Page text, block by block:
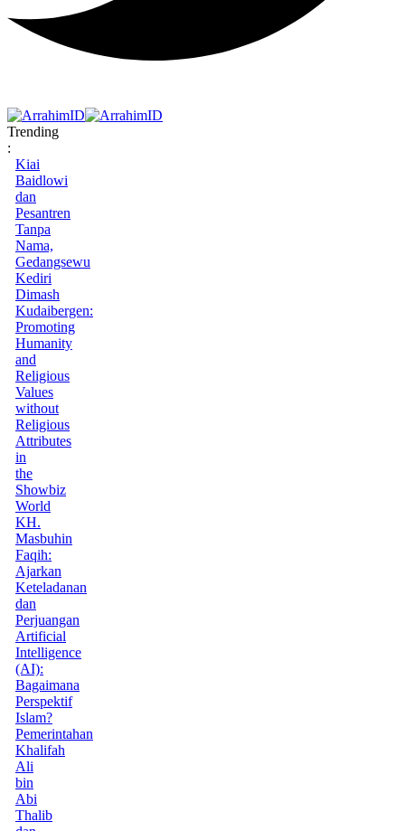
Trending
:
Kiai
Baidlowi
dan
Pesantren
Tanpa
Nama,
Gedangsewu
Kediri
Dimash
Kudaibergen:
Promoting
Humanity
and
Religious
Values
without
Religious
Attributes
in
the
Showbiz
World
KH.
Masbuhin
Faqih:
Ajarkan
Keteladanan
dan
Perjuangan
Artificial
Intelligence
(AI):
Bagaimana
Perspektif
Islam?
Pemerintahan
Khalifah
Ali
bin
Abi
Thalib